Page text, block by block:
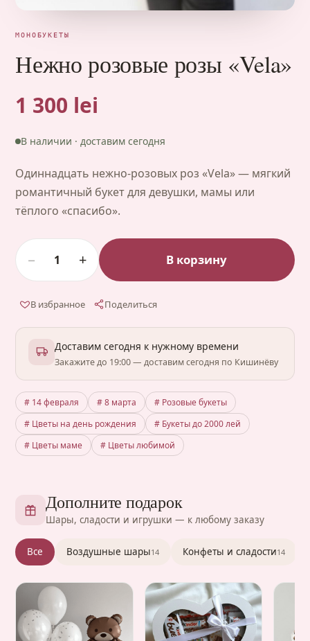
МОНОБУКЕТЫ
Нежно розовые розы «Vela»
1 300 lei
В наличии · доставим сегодня
Одиннадцать нежно-розовых роз «Vela» — мягкий
романтичный букет для девушки, мамы или
тёплого «спасибо».
− 1 + В корзину
В избранное Поделиться
Доставим сегодня к нужному времени
Закажите до 19:00 — доставим сегодня по Кишинёву
# 14 февраля # 8 марта
# Розовые букеты
# Цветы на день рождения
# Букеты до 2000 лей
# Цветы маме
# Цветы любимой
Дополните подарок
Шары, сладости и игрушки — к любому заказу
Все Воздушные шары14 Конфеты и сладости14